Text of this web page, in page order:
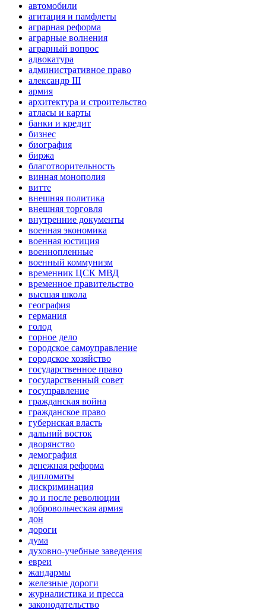
автомобили
агитация и памфлеты
аграрная реформа
аграрные волнения
аграрный вопрос
адвокатура
административное право
александр III
армия
архитектура и строительство
атласы и карты
банки и кредит
бизнес
биография
биржа
благотворительность
винная монополия
витте
внешняя политика
внешняя торговля
внутренние документы
военная экономика
военная юстиция
военнопленные
военный коммунизм
временник ЦСК МВД
временное правительство
высшая школа
география
германия
голод
горное дело
городское самоуправление
городское хозяйство
государственное право
государственный совет
госуправление
гражданская война
гражданское право
губернская власть
дальний восток
дворянство
демография
денежная реформа
дипломаты
дискриминация
до и после революции
добровольческая армия
дон
дороги
дума
духовно-учебные заведения
евреи
жандармы
железные дороги
журналистика и пресса
законодательство